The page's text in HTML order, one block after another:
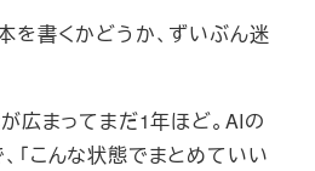
を書くかどうか、ずいぶん迷
広まってまだ1年ほど。AIの
「こんな状態でまとめていい